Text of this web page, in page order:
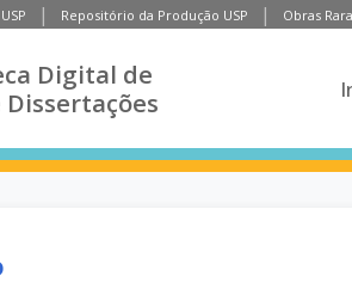
Repositório da Produção USP Obras
Digital de
Dissertações